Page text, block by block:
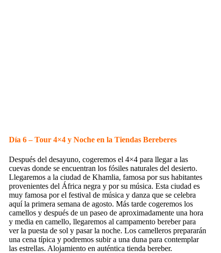
Día 6 – Tour 4×4 y Noche en la Tiendas Bereberes
Después del desayuno, cogeremos el 4×4 para llegar a las
cuevas donde se encuentran los fósiles naturales del desierto.
Llegaremos a la ciudad de Khamlia, famosa por sus habitantes
provenientes del África negra y por su música. Esta ciudad es
muy famosa por el festival de música y danza que se celebra
aquí la primera semana de agosto. Más tarde cogeremos los
camellos y después de un paseo de aproximadamente una hora
y media en camello, llegaremos al campamento bereber para
ver la puesta de sol y pasar la noche. Los camelleros prepararán
una cena típica y podremos subir a una duna para contemplar
las estrellas. Alojamiento en auténtica tienda bereber.